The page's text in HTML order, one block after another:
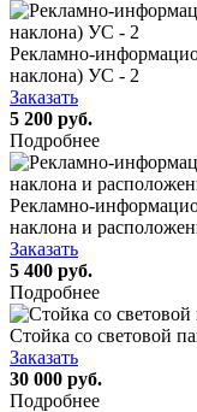
Рекламно-
наклона) УС - 2
Заказать
5 200 руб.
Подробнее
Рекламно-
наклона и
Заказать
5 400 руб.
Подробнее
Стойка со световой
Заказать
30 000 руб.
Подробнее